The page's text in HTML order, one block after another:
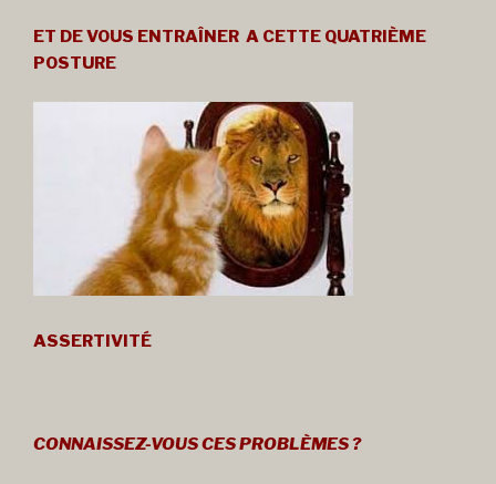
ET DE VOUS ENTRAÎNER A CETTE QUATRIÈME
POSTURE
ASSERTIVITÉ
CONNAISSEZ-VOUS CES PROBLÈMES ?